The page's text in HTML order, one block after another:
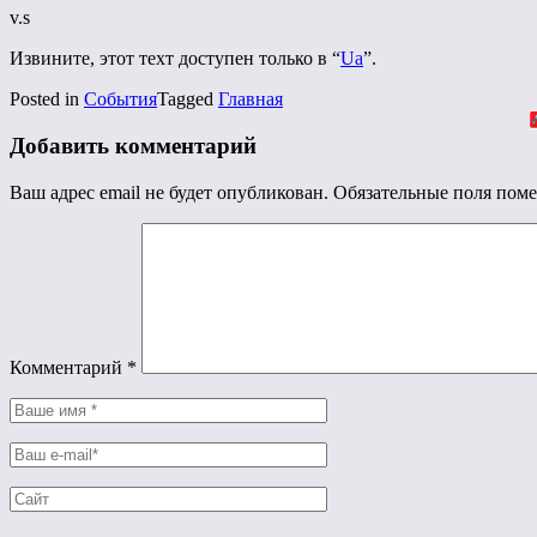
v.s
Извините, этот техт доступен только в “Ua”.
Posted in СобытияTagged Главная
Добавить комментарий
Ваш адрес email не будет опубликован. Обязательные поля
Комментарий *